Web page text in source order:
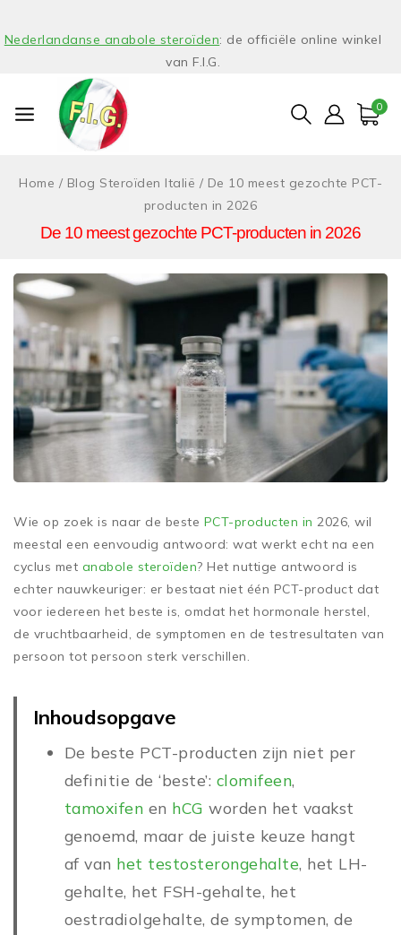
Nederlandanse anabole steroïden: de officiële online winkel
van F.I.G.
0
Home / Blog Steroïden Italië / De 10 meest gezochte PCT-
producten in 2026
De 10 meest gezochte PCT-producten in 2026
Wie op zoek is naar de beste PCT-producten in 2026, wil
meestal een eenvoudig antwoord: wat werkt echt na een
cyclus met anabole steroïden? Het nuttige antwoord is
echter nauwkeuriger: er bestaat niet één PCT-product dat
voor iedereen het beste is, omdat het hormonale herstel,
de vruchtbaarheid, de symptomen en de testresultaten van
persoon tot persoon sterk verschillen.
Inhoudsopgave
De beste PCT-producten zijn niet per
definitie de ‘beste’: clomifeen,
tamoxifen en hCG worden het vaakst
genoemd, maar de juiste keuze hangt
af van het testosterongehalte, het LH-
gehalte, het FSH-gehalte, het
oestradiolgehalte, de symptomen, de